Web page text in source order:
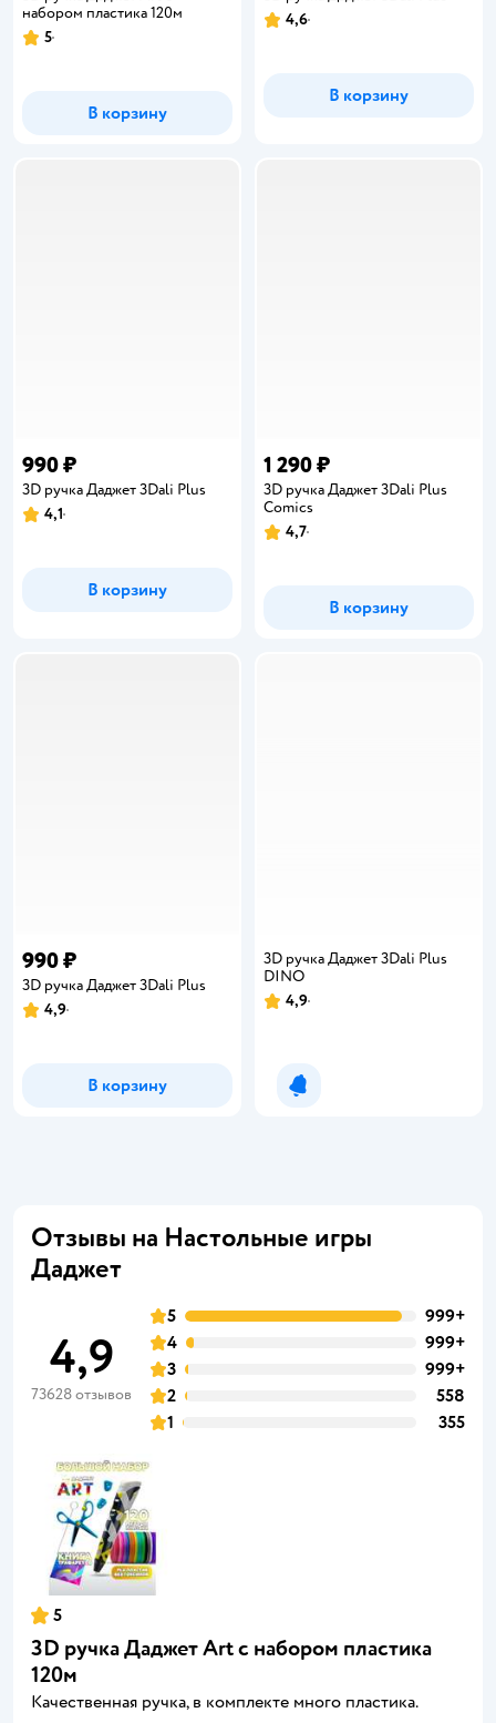
набором пластика 120м
Рейтинг:
5
В корзину
Рейтинг:
4,6
В корзину
990 ₽
3D ручка Даджет 3Dali Plus
Рейтинг:
4,1
В корзину
1 290 ₽
3D ручка Даджет 3Dali Plus
Сomics
Рейтинг:
4,7
В корзину
990 ₽
3D ручка Даджет 3Dali Plus
Рейтинг:
4,9
В корзину
3D ручка Даджет 3Dali Plus
DINO
Рейтинг:
4,9
Уведомить о появлении
Отзывы на Настольные игры
Даджет
4,9
73628 отзывов
5
999+
4
999+
3
999+
2
558
1
355
5
3D ручка Даджет Art с набором пластика
120м
Качественная ручка, в комплекте много пластика.